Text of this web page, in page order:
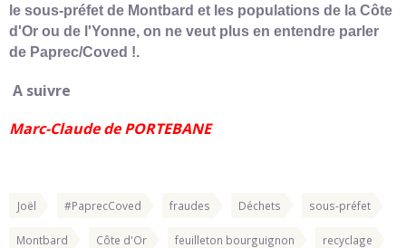
le sous-préfet de Montbard et les populations de la Côte
d'Or ou de l'Yonne, on ne veut plus en entendre parler
de Paprec/Coved !.
A suivre
Marc-Claude de PORTEBANE
Joël #PaprecCoved fraudes Déchets sous-préfet
Montbard Côte d'Or feuilleton bourguignon recyclage